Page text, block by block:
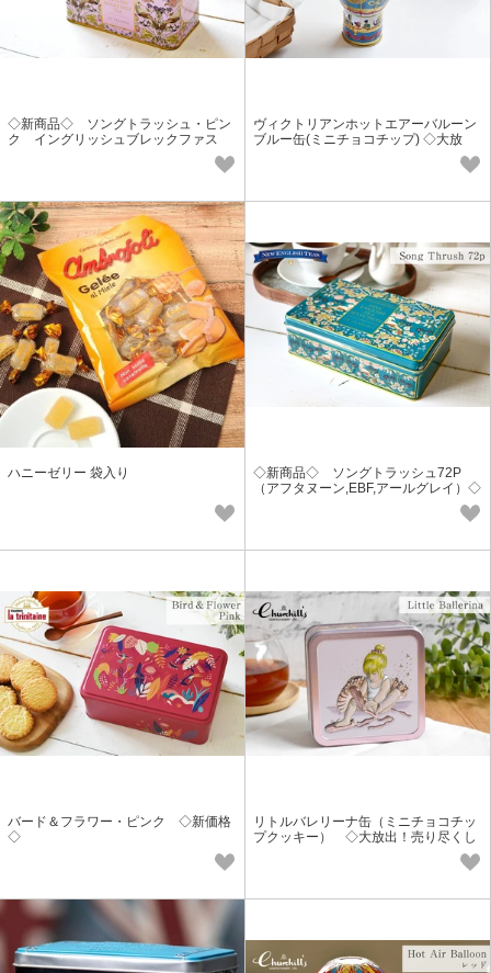
◇新商品◇ ソングトラッシュ・ピン
ク イングリッシュブレックファス
ヴィクトリアンホットエアーバルーン
ブルー缶(ミニチョコチップ) ◇大放
ハニーゼリー 袋入り
◇新商品◇ ソングトラッシュ72P
（アフタヌーン,EBF,アールグレイ）◇
バード＆フラワー・ピンク ◇新価格
◇
リトルバレリーナ缶（ミニチョコチッ
プクッキー） ◇大放出！売り尽くし